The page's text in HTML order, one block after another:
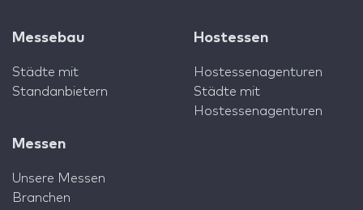
Messebau
Städte mit
Standanbietern
Hostessen
Hostessenagenturen
Städte mit
Hostessenagenturen
Messen
Unsere Messen
Branchen